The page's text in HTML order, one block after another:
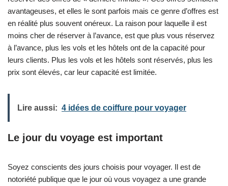
avantageuses, et elles le sont parfois mais ce genre d’offres est
en réalité plus souvent onéreux. La raison pour laquelle il est
moins cher de réserver à l’avance, est que plus vous réservez
à l’avance, plus les vols et les hôtels ont de la capacité pour
leurs clients. Plus les vols et les hôtels sont réservés, plus les
prix sont élevés, car leur capacité est limitée.
Lire aussi: 4 idées de coiffure pour voyager
Le jour du voyage est important
Soyez conscients des jours choisis pour voyager. Il est de
notoriété publique que le jour où vous voyagez a une grande